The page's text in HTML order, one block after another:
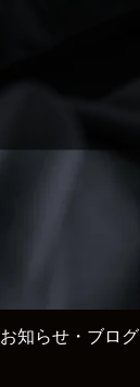
お知らせ・ブログ